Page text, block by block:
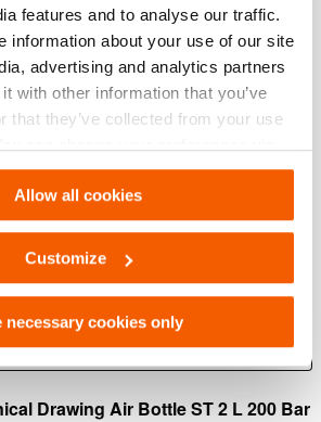
features and to analyse our traffic.
information about your use of our site
advertising and analytics partners
with other information that you’ve
that they’ve collected from your use
.
Allow all cookies
Customize
necessary cookies only
22.8 KB
Herunterladen
Tactics Catalog
MB
Herunterladen
Drawing Air Bottle ST 2 L 200 Bar